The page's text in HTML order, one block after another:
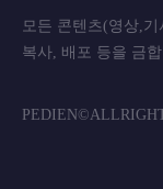
모든 콘텐츠(영상,
복사,